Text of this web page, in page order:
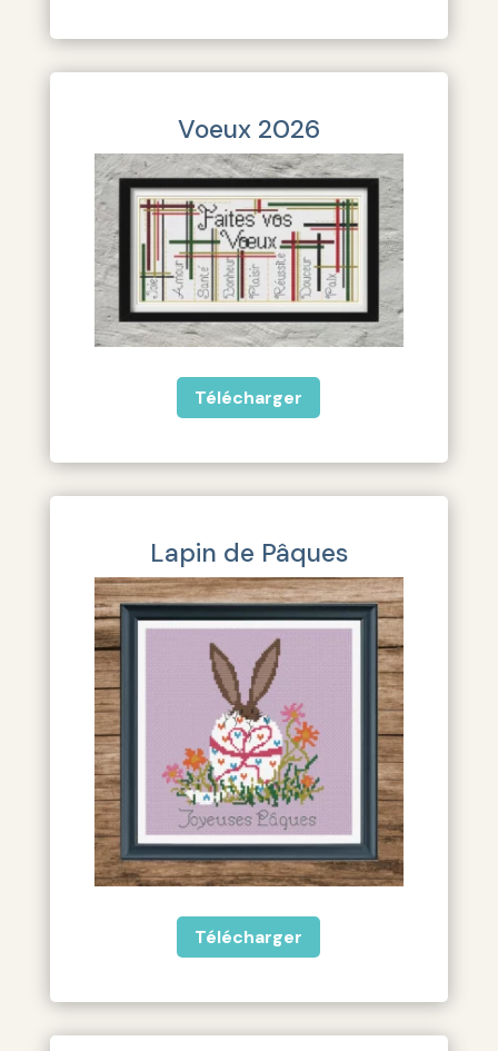
Voeux 2026
Télécharger
Lapin de Pâques
Télécharger